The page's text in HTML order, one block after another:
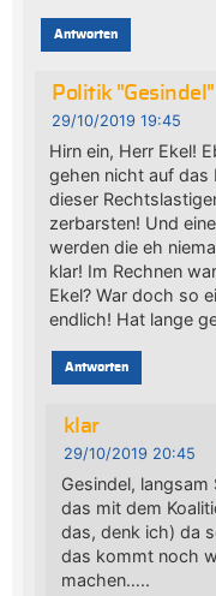
Antworten
Politik "Gesindel"
29/10/2019 19:45
Hirn ein, Herr Ekel!
gehen nicht auf das
dieser
zerbarsten! Und
werden die eh
klar! Im Rechnen
Ekel? War doch so
endlich! Hat lange
Antworten
klar
29/10/2019 20:45
Gesindel,
das mit dem
das, denk ich) da
das kommt noch
machen…..